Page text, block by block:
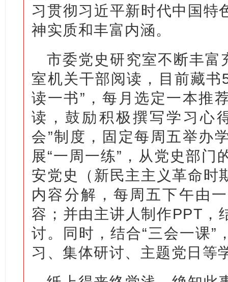
习贯彻习近平新时代中国特
神实质和丰富内涵。
市委党史研究室不断丰富
室机关干部阅读，目前藏
读一书”，每月选定一本推
读，鼓励积极撰写学习心
会”制度，固定每周五举办
展“一周一练”，从党史部门
安党史（新民主主义革命时
内容分解，每周五下午由
容；并由主讲人制作PPT，
讨。同时，结合“三会一课”
习、集体研讨、主题党日等